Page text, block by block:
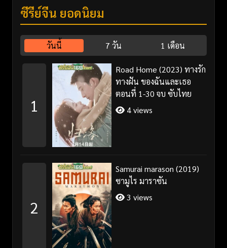
ซีรี่ย์จีน ยอดนิยม
วันนี้ 7 วัน 1 เดือน
1
Road Home (2023) ทางรัก
ทางฝัน ของฉันและเธอ
ตอนที่ 1-30 จบ ซับไทย
4 views
2
Samurai marason (2019)
ซามูไร มาราซัน
3 views